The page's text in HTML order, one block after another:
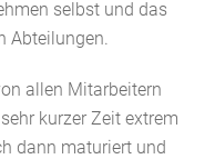
selbst und das
Abteilungen.
allen Mitarbeitern
kurzer Zeit extrem
dann maturiert und